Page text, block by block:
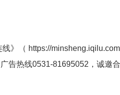
》（ https://
告热线0531-81695052 ，诚邀